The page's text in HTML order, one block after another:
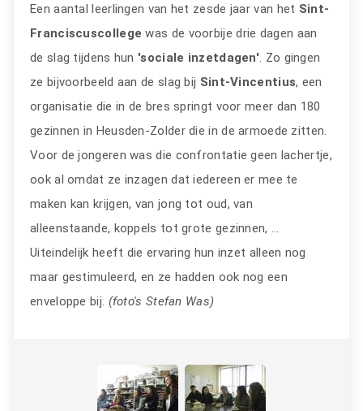
Een aantal leerlingen van het zesde jaar van het Sint-
Franciscuscollegewas de voorbije drie dagen aan
de slag tijdens hun 'sociale inzetdagen'. Zo gingen
ze bijvoorbeeld aan de slag bij Sint-Vincentius, een
organisatie die in de bres springt voor meer dan 180
gezinnen in Heusden-Zolder die in de armoede zitten.
Voor de jongeren was die confrontatie geen lachertje,
ook al omdat ze inzagen dat iedereen er mee te
maken kan krijgen, van jong tot oud, van
alleenstaande, koppels tot grote gezinnen, ...
Uiteindelijk heeft die ervaring hun inzet alleen nog
maar gestimuleerd, en ze hadden ook nog een
enveloppe bij. (foto's Stefan Was)